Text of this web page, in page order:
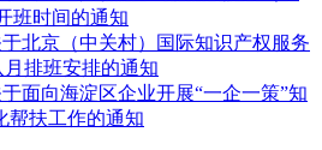
班时间的通知
于北京（中关村）国际知识产权服务
月排班安排的通知
面向海淀区企业开展“一企一策”知
帮扶工作的通知